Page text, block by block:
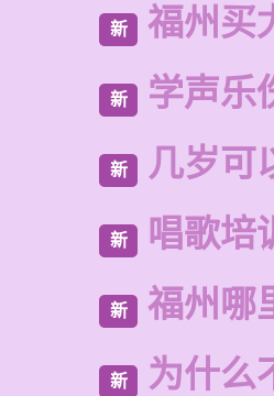
新 福州买
新 学声乐
新 几岁可
新 唱歌培
新 福州哪
新 为什么